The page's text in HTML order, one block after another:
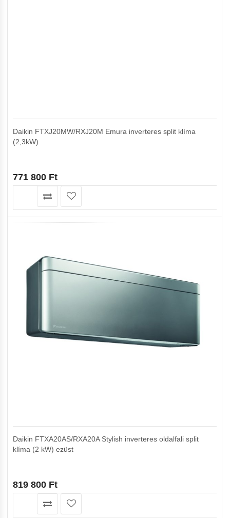
Daikin FTXJ20MW/RXJ20M Emura inverteres split klíma
(2,3kW)
771 800 Ft
Daikin FTXA20AS/RXA20A Stylish inverteres oldalfali split
klíma (2 kW) ezüst
819 800 Ft